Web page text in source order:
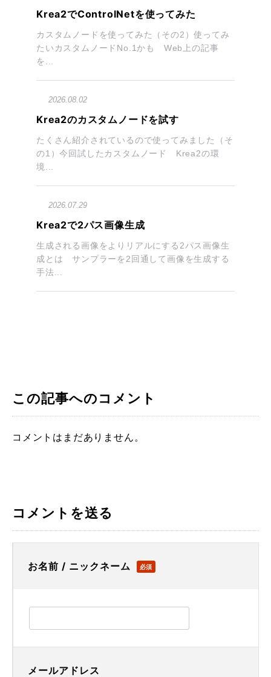
Krea2でControlNetを使ってみた
カスタムノードを使ってみた（その2）使ってみ
たいカスタムノードNo.1かも Web上の記事
を...
2026.08.02
Krea2のカスタムノードを試す
たくさん紹介されているので使ってみました（そ
の1）今回試したカスタムノード Krea2の環
境...
2026.07.29
Krea2で2パス画像生成
生成される画像をよりリアルにする2パス画像生
成とは サンプラーを2回通して画像を生成する
手法...
この記事へのコメント
コメントはまだありません。
コメントを送る
お名前 / ニックネーム 必須
メールアドレス